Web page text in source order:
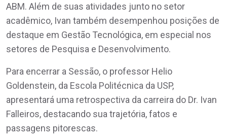
ABM. Além de suas atividades junto no setor
acadêmico, Ivan também desempenhou posições de
destaque em Gestão Tecnológica, em especial nos
setores de Pesquisa e Desenvolvimento.
Para encerrar a Sessão, o professor Helio
Goldenstein, da Escola Politécnica da USP,
apresentará uma retrospectiva da carreira do Dr. Ivan
Falleiros, destacando sua trajetória, fatos e
passagens pitorescas.